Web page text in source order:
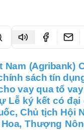
Nam (Agribank)
sách tín
vay qua tổ
Lễ ký kết có đại
Chủ tịch Hội
Thượng